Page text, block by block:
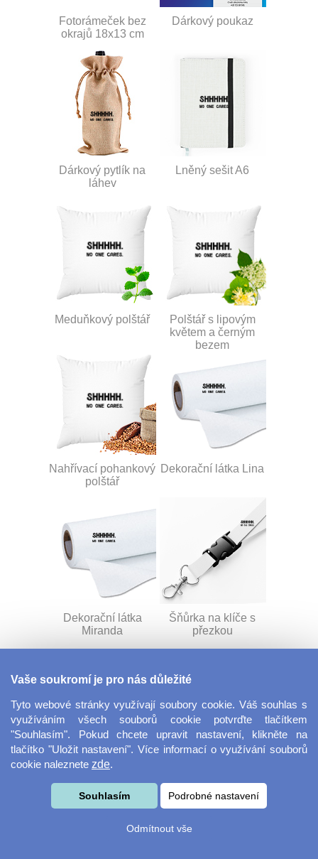
Fotorámeček bez
okrajů 18x13 cm
Dárkový poukaz
Dárkový pytlík na
láhev
Lněný sešit A6
Meduňkový polštář
Polštář s lipovým
květem a černým
bezem
Nahřívací pohankový
polštář
Dekorační látka Lina
Dekorační látka
Miranda
Šňůrka na klíče s
přezkou
Velkoformátová
Vaše soukromí je pro nás důležité
Tyto webové stránky využívají soubory cookie. Váš souhlas s
využíváním všech souborů cookie potvrďte tlačítkem
"Souhlasím". Pokud chcete upravit nastavení, klikněte na
tlačítko "Uložit nastavení". Více informací o využívání souborů
cookie naleznete zde.
Souhlasím Podrobné nastavení
Odmítnout vše